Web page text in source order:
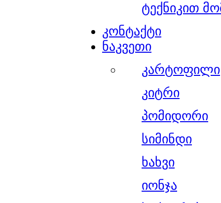
ტექნიკით
კონტაქტი
ნაკვეთი
კარტოფილი
კიტრი
პომიდორი
სიმინდი
ხახვი
იონჯა